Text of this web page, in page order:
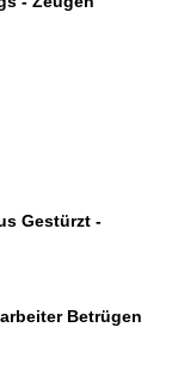
Gestürzt -
Betrügen